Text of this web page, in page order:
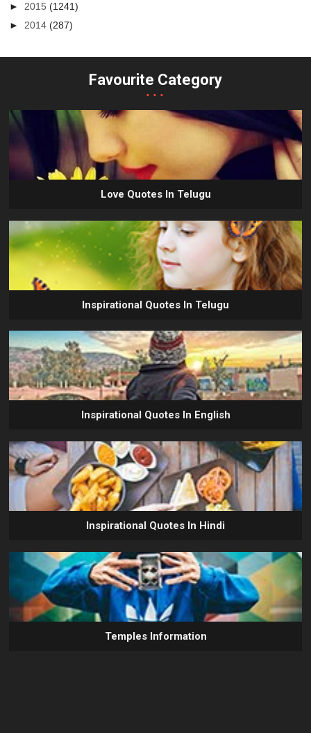
►2015(1241)
► 2014(287)
Favourite Category
...
Love Quotes In Telugu
Inspirational Quotes In Telugu
Inspirational Quotes In English
Inspirational Quotes In Hindi
Temples Information